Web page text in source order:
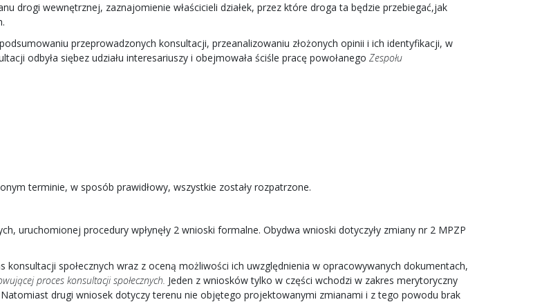
drogi wewnętrznej, zaznajomienie właścicieli działek, przez które droga ta będzie przebiegać,jak
przeprowadzonych konsultacji, przeanalizowaniu złożonych opinii i ich identyfikacji, w
odbyła siębez udziału interesariuszy i obejmowała ściśle pracę powołanego Zespołu
terminie, w sposób prawidłowy, wszystkie zostały rozpatrzone.
uruchomionej procedury wpłynęły 2 wnioski formalne. Obydwa wnioski dotyczyły zmiany nr 2 MPZP
społecznych wraz z oceną możliwości ich uwzględnienia w opracowywanych dokumentach,
proces konsultacji społecznych. Jeden z wniosków tylko w części wchodzi w zakres merytoryczny
drugi wniosek dotyczy terenu nie objętego projektowanymi zmianami i z tego powodu brak